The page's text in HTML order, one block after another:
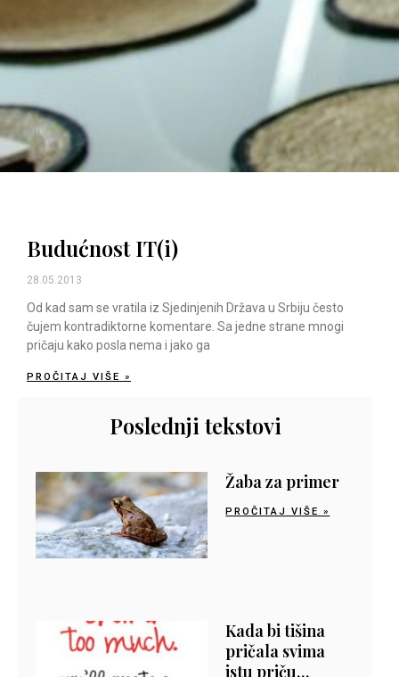
Budućnost IT(i)
28.05.2013
Od kad sam se vratila iz Sjedinjenih Država u Srbiju često
čujem kontradiktorne komentare. Sa jedne strane mnogi
pričaju kako posla nema i jako ga
PROČITAJ VIŠE »
Poslednji tekstovi
Žaba za primer
PROČITAJ VIŠE »
Kada bi tišina
pričala svima
istu priču…